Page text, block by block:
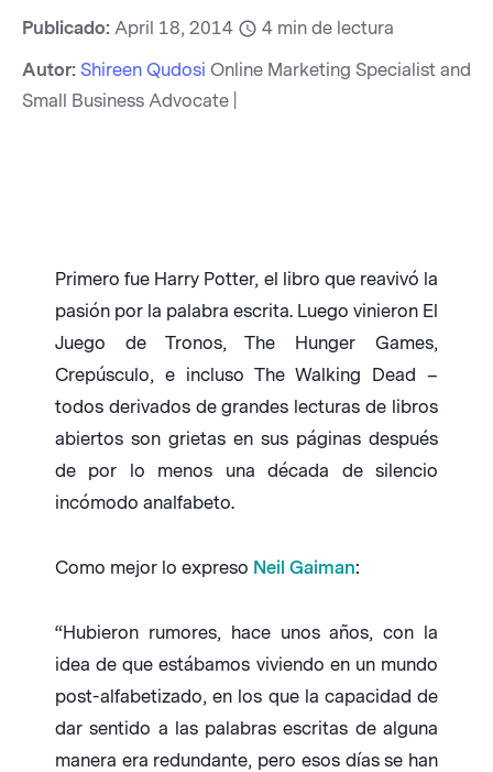
Publicado: April 18, 2014 4 min de lectura
Autor: Shireen Qudosi Online Marketing Specialist and
Small Business Advocate |
Primero fue Harry Potter, el libro que reavivó la
pasión por la palabra escrita. Luego vinieron El
Juego de Tronos, The Hunger Games,
Crepúsculo, e incluso The Walking Dead –
todos derivados de grandes lecturas de libros
abiertos son grietas en sus páginas después
de por lo menos una década de silencio
incómodo analfabeto.
Como mejor lo expreso Neil Gaiman:
“Hubieron rumores, hace unos años, con la
idea de que estábamos viviendo en un mundo
post-alfabetizado, en los que la capacidad de
dar sentido a las palabras escritas de alguna
manera era redundante, pero esos días se han